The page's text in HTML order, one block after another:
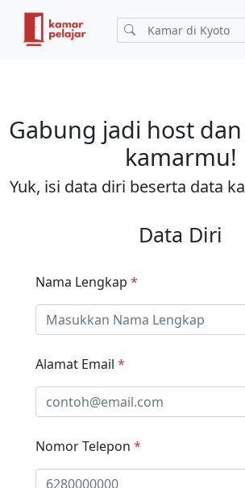
Gabung jadi host
kamarmu!
Yuk, isi data diri beserta data
Data Diri
Nama Lengkap *
Alamat Email *
Nomor Telepon *